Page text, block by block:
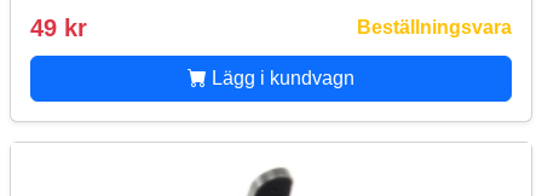
49 kr Beställningsvara
Lägg i kundvagn